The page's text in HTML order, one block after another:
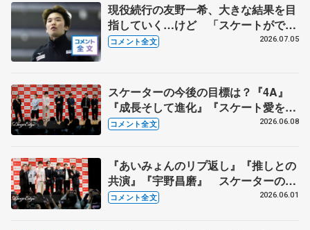
現役続行の友野一希、大きな結果を目
指していく…けど 「スケートができ
る喜びが演技に表れたら満足かな」
コメント全文 2026.07.05
スケーターの今後の目標は？『4A』
『成長そして進化』『スケート愛を深
める』 真剣勝負のゲームコーナーも
コメント全文 2026.06.08
『あいみょんのリプ返し』『推しとの
共演』『宇野昌磨』 スケーターの三
大ニュースは？【コラントッテ・トー
コメント全文 2026.06.01